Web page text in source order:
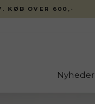
KØB OVER 600,-
Nyheder